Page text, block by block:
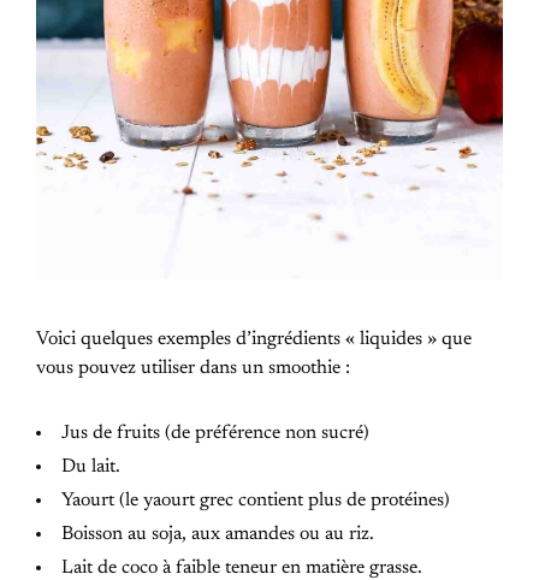
Voici quelques exemples d’ingrédients « liquides » que
vous pouvez utiliser dans un smoothie :
Jus de fruits (de préférence non sucré)
Du lait.
Yaourt (le yaourt grec contient plus de protéines)
Boisson au soja, aux amandes ou au riz.
Lait de coco à faible teneur en matière grasse.